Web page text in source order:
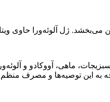
ژل آلوئه‌ورا حاوی
ماهی، آووکادو و
این توصیه‌ها و مصرف منظم